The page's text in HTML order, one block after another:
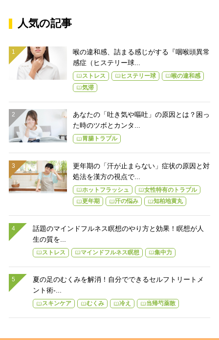
人気の記事
喉の違和感、詰まる感じがする『咽喉頭異常
感症（ヒステリー球...
ストレス ヒステリー球
喉の違和感
気滞
あなたの「吐き気や嘔吐」の原因とは？困っ
た時のツボとカンタ...
胃腸トラブル
更年期の「汗が止まらない」症状の原因と対
処法を漢方の視点で...
ホットフラッシュ
女性特有のトラブル
更年期
汗の悩み 知柏地黄丸
話題のマインドフルネス瞑想のやり方と効果！瞑想が人
生の質を...
ストレス マインドフルネス瞑想 集中力
夏の足のむくみを解消！自分でできるセルフトリートメ
ント術-...
スキンケア むくみ 冷え 当帰芍薬散